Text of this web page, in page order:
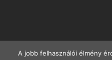
A jobb felhasználói élmény